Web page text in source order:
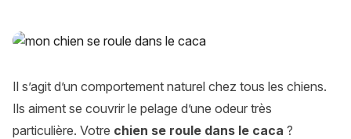
Mon chien se roule dans le caca : causes et solutions
Il s’agit d’un comportement naturel chez tous les chiens.
Ils aiment se couvrir le pelage d’une odeur très
particulière. Votre chien se roule dans le caca ?